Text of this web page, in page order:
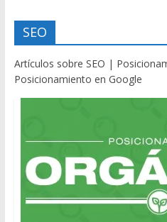
SEO
Artículos sobre SEO |
Posicionamiento en Google